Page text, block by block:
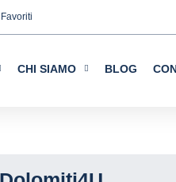
Favoriti
CHI SIAMO BLOG
nonché i cookie